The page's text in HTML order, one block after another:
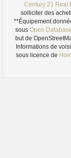
Century 21 Real
solliciter des
**Équipement
sous Open
but de
Informations de
sous licence de